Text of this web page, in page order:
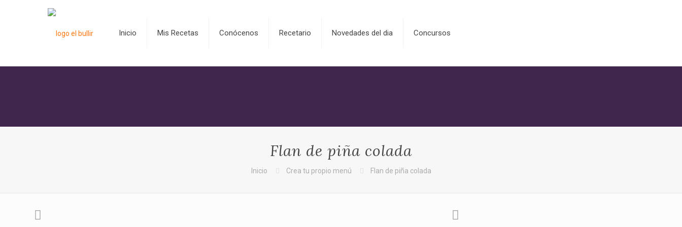
Inicio Mis Recetas Conócenos Recetario Novedades del dia Concursos
Flan de piña colada
Inicio Crea tu propio menú Flan de piña colada